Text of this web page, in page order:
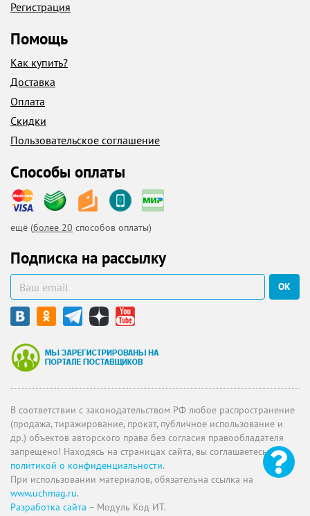
Регистрация
Помощь
Как купить?
Доставка
Оплата
Скидки
Пользовательское соглашение
Способы оплаты
ещё (более 20 способов оплаты)
Подписка на рассылку
ОК
В соответствии с законодательством РФ любое распространение
(продажа, тиражирование, прокат, публичное использование и
др.) объектов авторского права без согласия правообладателя
запрещено! Находясь на страницах сайта, вы соглашаетесь с
политикой о конфиденциальности.
При использовании материалов, обязательна ссылка на
www.uchmag.ru.
Разработка сайта – Модуль Код ИТ.